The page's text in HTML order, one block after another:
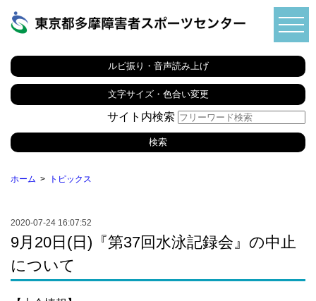
ルビ振り・音声読み上げ
文字サイズ・色合い変更
サイト内検索
ホーム トピックス
2020-07-24 16:07:52
9月20日(日)『第37回水泳記録会』の中止
について